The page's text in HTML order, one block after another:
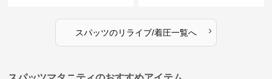
スパッツのリライブ/着圧一覧へ ›